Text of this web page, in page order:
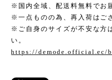
※国内全域、配送料無料でお
※一点ものの為、再入荷はご
※ご自身のサイズが不安な方
い。
https://demode.official.ec/